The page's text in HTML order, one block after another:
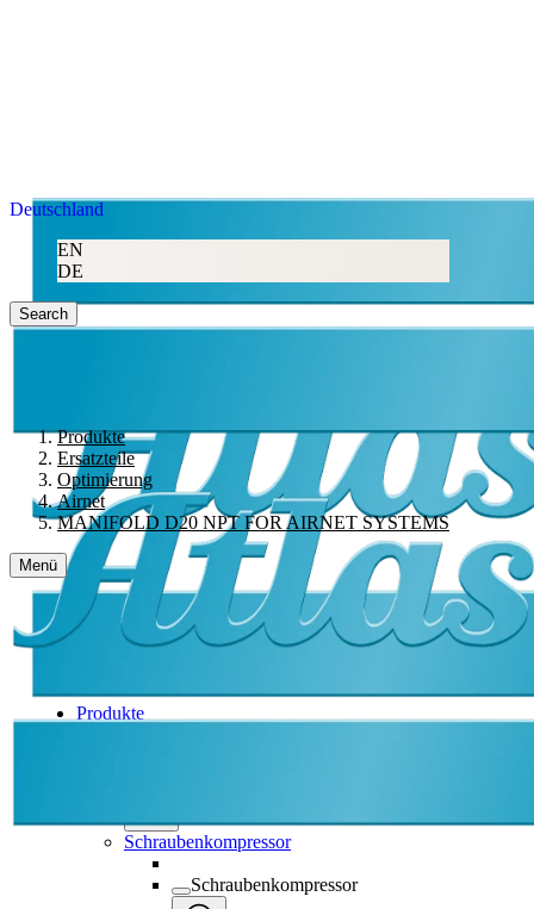
Deutschland
EN
DE
Search
Produkte
Ersatzteile
Optimierung
Airnet
MANIFOLD D20 NPT FOR AIRNET SYSTEMS
Menü
Produkte
Back
Schraubenkompressor
Schraubenkompressor